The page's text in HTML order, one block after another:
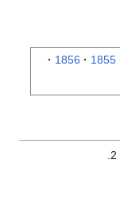
1855
1856